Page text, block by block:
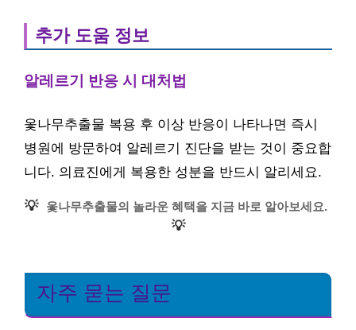
추가 도움 정보
알레르기 반응 시 대처법
옻나무추출물 복용 후 이상 반응이 나타나면 즉시
병원에 방문하여 알레르기 진단을 받는 것이 중요합
니다. 의료진에게 복용한 성분을 반드시 알리세요.
💡 옻나무추출물의 놀라운 혜택을 지금 바로 알아보세요.
💡
자주 묻는 질문